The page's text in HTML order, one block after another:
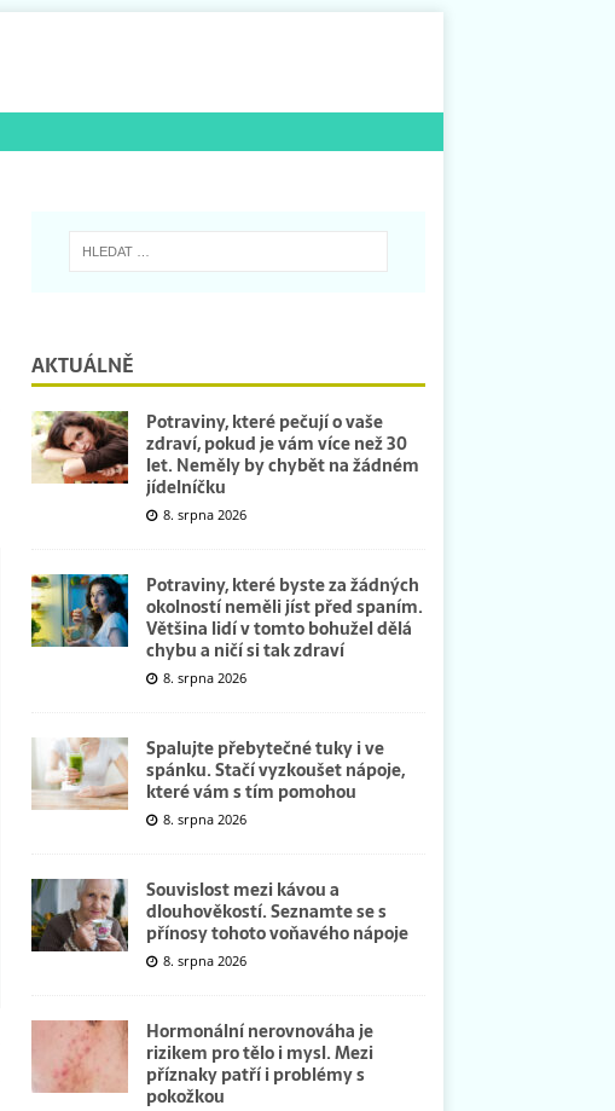
AKTUÁLNĚ
Potraviny, které pečují o vaše
zdraví, pokud je vám více než 30
let. Neměly by chybět na žádném
jídelníčku
8. srpna 2026
Potraviny, které byste za žádných
okolností neměli jíst před spaním.
Většina lidí v tomto bohužel dělá
chybu a ničí si tak zdraví
8. srpna 2026
Spalujte přebytečné tuky i ve
spánku. Stačí vyzkoušet nápoje,
které vám s tím pomohou
8. srpna 2026
Souvislost mezi kávou a
dlouhověkostí. Seznamte se s
přínosy tohoto voňavého nápoje
8. srpna 2026
Hormonální nerovnováha je
rizikem pro tělo i mysl. Mezi
příznaky patří i problémy s
pokožkou